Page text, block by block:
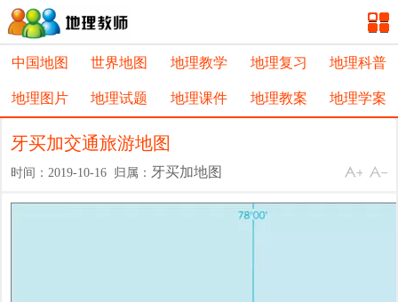
中国地图 世界地图 地理教学 地理复习 地理科普
地理图片 地理试题 地理课件 地理教案 地理学案
牙买加交通旅游地图
时间：2019-10-16 归属： 牙买加地图